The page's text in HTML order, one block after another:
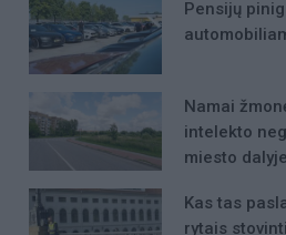
Pensijų
Namai
intelekto
miesto dalyje
Kas tas
rytais